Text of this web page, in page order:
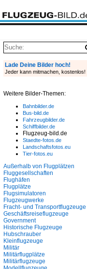
Lade Deine Bilder hoch!
Jeder kann mitmachen, kostenlos!
Weitere Bilder-Themen:
Bahnbilder.de
Bus-bild.de
Fahrzeugbilder.de
Schiffbilder.de
Flugzeug-bild.de
Staedte-fotos.de
Landschaftsfotos.eu
Tier-fotos.eu
Außerhalb von Flugplätzen
Fluggesellschaften
Flughäfen
Flugplätze
Flugsimulatoren
Flugzeugwerke
Fracht- und Transportflugzeuge
Geschäftsreiseflugzeuge
Government
Historische Flugzeuge
Hubschrauber
Kleinflugzeuge
Militär
Militärflugplätze
Militärflugzeuge